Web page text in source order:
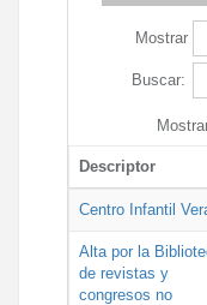
Mostrar
Buscar:
Descriptor
Centro Infantil
Alta por la
de revistas y
congresos no